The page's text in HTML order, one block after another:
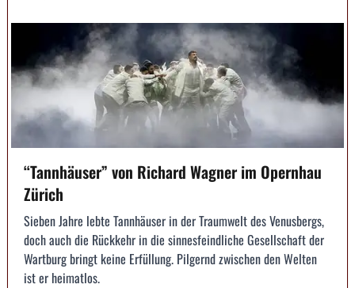
“Tannhäuser” von Richard Wagner im Opernhau
Zürich
Sieben Jahre lebte Tannhäuser in der Traumwelt des Venusbergs,
doch auch die Rückkehr in die sinnesfeindliche Gesellschaft der
Wartburg bringt keine Erfüllung. Pilgernd zwischen den Welten
ist er heimatlos.